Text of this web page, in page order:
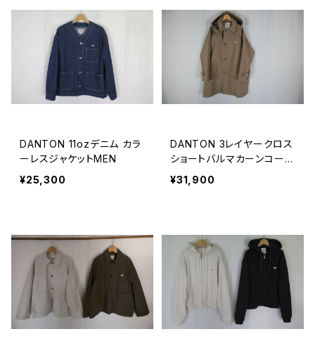
DANTON 11ozデニム カラ
ーレスジャケットMEN
¥25,300
DANTON 3レイヤークロス
ショートバルマカーンコート
WOMEN
¥31,900